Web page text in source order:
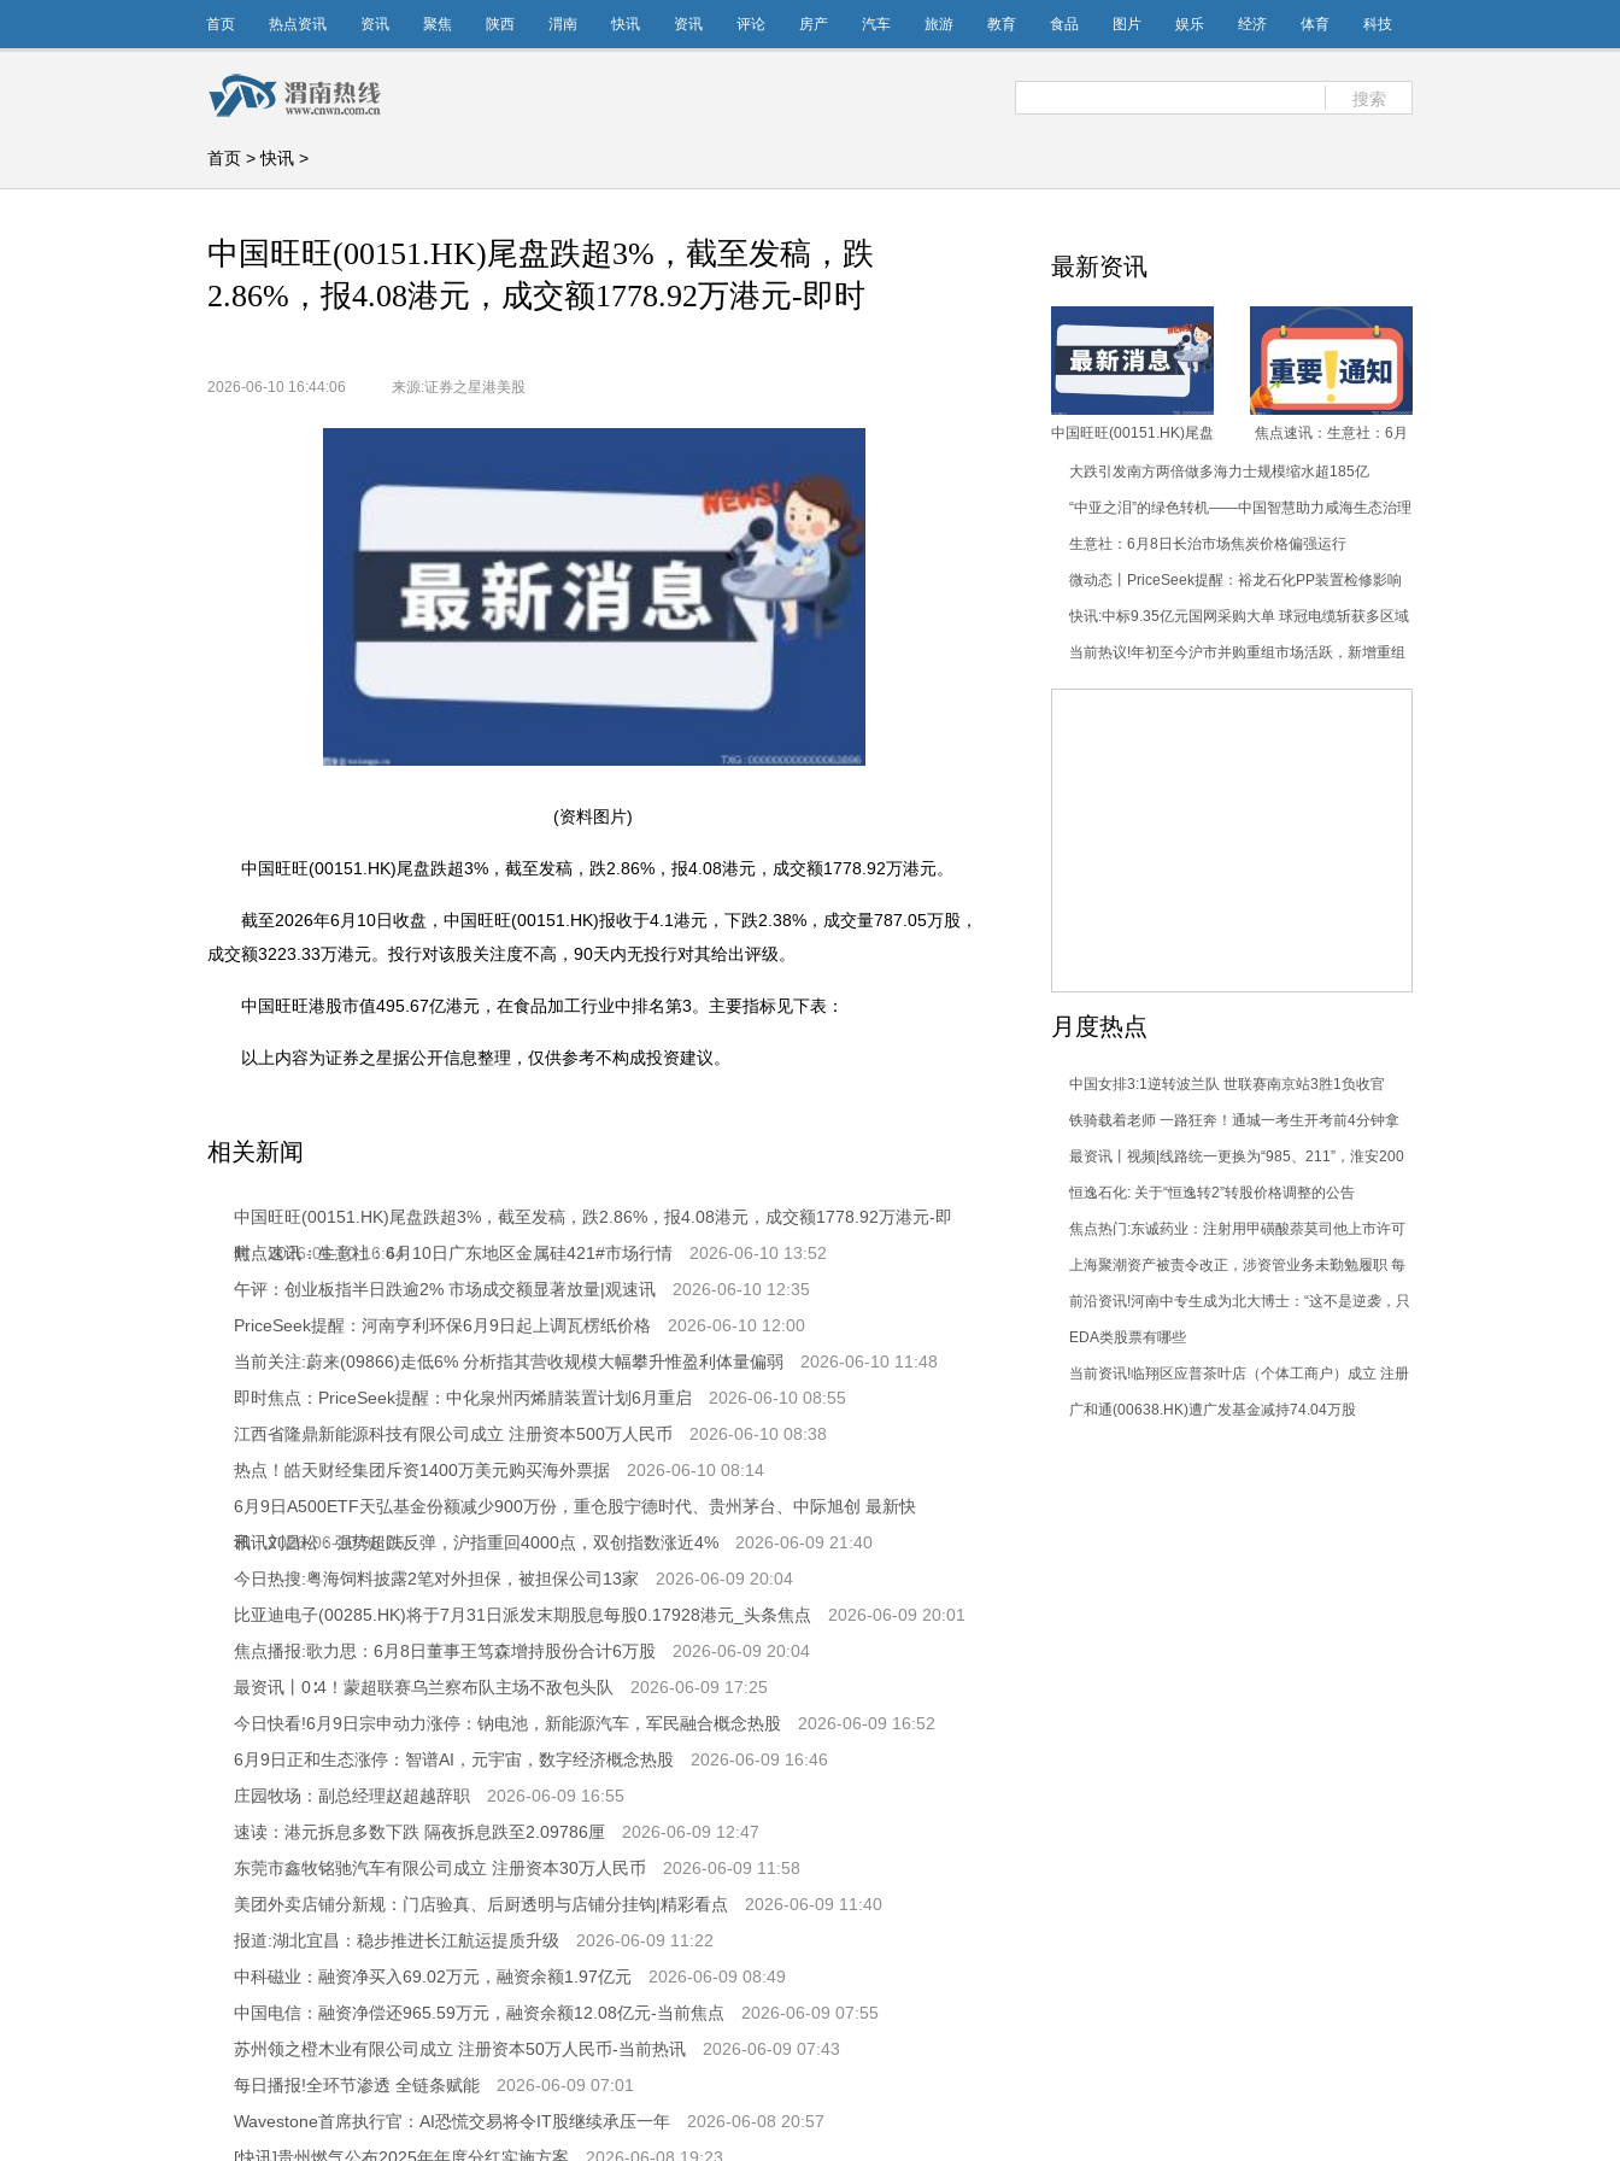
首页 热点资讯 资讯 聚焦 陕西 渭南 快讯 资讯 评论 房产 汽车 旅游 教育 食品 图片 娱乐 经济 体育 科技
搜索
首页 >快讯 >
中国旺旺(00151.HK)尾盘跌超3%，截至发稿，跌
2.86%，报4.08港元，成交额1778.92万港元-即时
2026-06-10 16:44:06 来源:证券之星港美股
(资料图片)
中国旺旺(00151.HK)尾盘跌超3%，截至发稿，跌2.86%，报4.08港元，成交额1778.92万港元。
截至2026年6月10日收盘，中国旺旺(00151.HK)报收于4.1港元，下跌2.38%，成交量787.05万股，
成交额3223.33万港元。投行对该股关注度不高，90天内无投行对其给出评级。
中国旺旺港股市值495.67亿港元，在食品加工行业中排名第3。主要指标见下表：
以上内容为证券之星据公开信息整理，仅供参考不构成投资建议。
相关新闻
中国旺旺(00151.HK)尾盘跌超3%，截至发稿，跌2.86%，报4.08港元，成交额1778.92万港元-即
时
2026-06-10 16:44
焦点速讯：生意社：6月10日广东地区金属硅421#市场行情
2026-06-10 13:52
午评：创业板指半日跌逾2% 市场成交额显著放量|观速讯
2026-06-10 12:35
PriceSeek提醒：河南亨利环保6月9日起上调瓦楞纸价格
2026-06-10 12:00
当前关注:蔚来(09866)走低6% 分析指其营收规模大幅攀升惟盈利体量偏弱
2026-06-10 11:48
即时焦点：PriceSeek提醒：中化泉州丙烯腈装置计划6月重启
2026-06-10 08:55
江西省隆鼎新能源科技有限公司成立 注册资本500万人民币
2026-06-10 08:38
热点！皓天财经集团斥资1400万美元购买海外票据
2026-06-10 08:14
6月9日A500ETF天弘基金份额减少900万份，重仓股宁德时代、贵州茅台、中际旭创 最新快
讯
2026-06-10 08:05
和讯刘昌松：强势超跌反弹，沪指重回4000点，双创指数涨近4%
2026-06-09 21:40
今日热搜:粤海饲料披露2笔对外担保，被担保公司13家
2026-06-09 20:04
比亚迪电子(00285.HK)将于7月31日派发末期股息每股0.17928港元_头条焦点
2026-06-09 20:01
焦点播报:歌力思：6月8日董事王笃森增持股份合计6万股
2026-06-09 20:04
最资讯丨0∶4！蒙超联赛乌兰察布队主场不敌包头队
2026-06-09 17:25
今日快看!6月9日宗申动力涨停：钠电池，新能源汽车，军民融合概念热股
2026-06-09 16:52
6月9日正和生态涨停：智谱AI，元宇宙，数字经济概念热股
2026-06-09 16:46
庄园牧场：副总经理赵超越辞职
2026-06-09 16:55
速读：港元拆息多数下跌 隔夜拆息跌至2.09786厘
2026-06-09 12:47
东莞市鑫牧铭驰汽车有限公司成立 注册资本30万人民币
2026-06-09 11:58
美团外卖店铺分新规：门店验真、后厨透明与店铺分挂钩|精彩看点
2026-06-09 11:40
报道:湖北宜昌：稳步推进长江航运提质升级
2026-06-09 11:22
中科磁业：融资净买入69.02万元，融资余额1.97亿元
2026-06-09 08:49
中国电信：融资净偿还965.59万元，融资余额12.08亿元-当前焦点
2026-06-09 07:55
苏州领之橙木业有限公司成立 注册资本50万人民币-当前热讯
2026-06-09 07:43
每日播报!全环节渗透 全链条赋能
2026-06-09 07:01
Wavestone首席执行官：AI恐慌交易将令IT股继续承压一年
2026-06-08 20:57
[快讯]贵州燃气公布2025年年度分红实施方案
2026-06-08 19:23
最新资讯
中国旺旺(00151.HK)尾盘
2.86%，报4.08港元，成
焦点速讯：生意社：6月
421#市场行情
大跌引发南方两倍做多海力士规模缩水超185亿
“中亚之泪”的绿色转机——中国智慧助力咸海生态治理
生意社：6月8日长治市场焦炭价格偏强运行
微动态丨PriceSeek提醒：裕龙石化PP装置检修影响
分析
快讯:中标9.35亿元国网采购大单 球冠电缆斩获多区域
项目
当前热议!年初至今沪市并购重组市场活跃，新增重组
金额超1300亿元
月度热点
中国女排3:1逆转波兰队 世联赛南京站3胜1负收官
铁骑载着老师 一路狂奔！通城一考生开考前4分钟拿
到准考证进考场
最资讯丨视频|线路统一更换为“985、211”，淮安200
台订制公交暖心助力高考
恒逸石化: 关于“恒逸转2”转股价格调整的公告
焦点热门:东诚药业：注射用甲磺酸萘莫司他上市许可
申请获受理
上海聚潮资产被责令改正，涉资管业务未勤勉履职 每
日速讯
前沿资讯!河南中专生成为北大博士：“这不是逆袭，只
是回到了我正常的人生轨迹”
EDA类股票有哪些
当前资讯!临翔区应普茶叶店（个体工商户）成立 注册
资本15万人民币
广和通(00638.HK)遭广发基金减持74.04万股